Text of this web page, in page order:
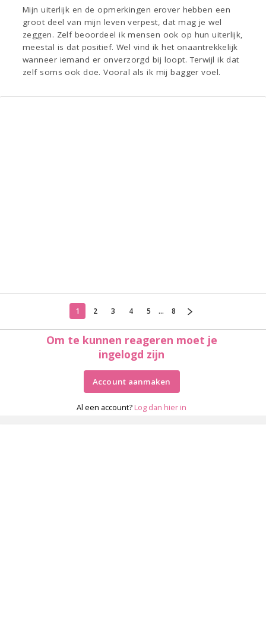
Mijn uiterlijk en de opmerkingen erover hebben een
groot deel van mijn leven verpest, dat mag je wel
zeggen. Zelf beoordeel ik mensen ook op hun uiterlijk,
meestal is dat positief. Wel vind ik het onaantrekkelijk
wanneer iemand er onverzorgd bij loopt. Terwijl ik dat
zelf soms ook doe. Vooral als ik mij bagger voel.
1 2 3 4 5 ... 8
Om te kunnen reageren moet je
ingelogd zijn
Account aanmaken
Al een account? Log dan hier in